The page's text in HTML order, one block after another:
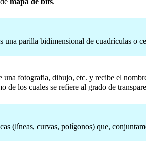
mapa de bits.
una parilla bidimensional de cuadrículas o
fotografía, dibujo, etc. y recibe el
de los cuales se refiere al grado de
(líneas, curvas, polígonos) que,